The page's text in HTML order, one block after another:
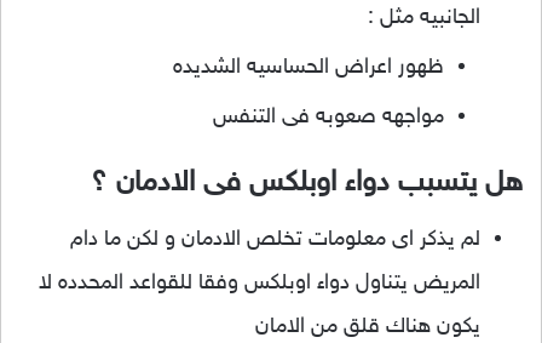
الجانبيه مثل :
ظهور اعراض الحساسيه الشديده
مواجهه صعوبه فى التنفس
هل يتسبب دواء اوبلكس فى الادمان ؟
لم يذكر اى معلومات تخلص الادمان و لكن ما دام
المريض يتناول دواء اوبلكس وفقا للقواعد المحدده لا
يكون هناك قلق من الامان